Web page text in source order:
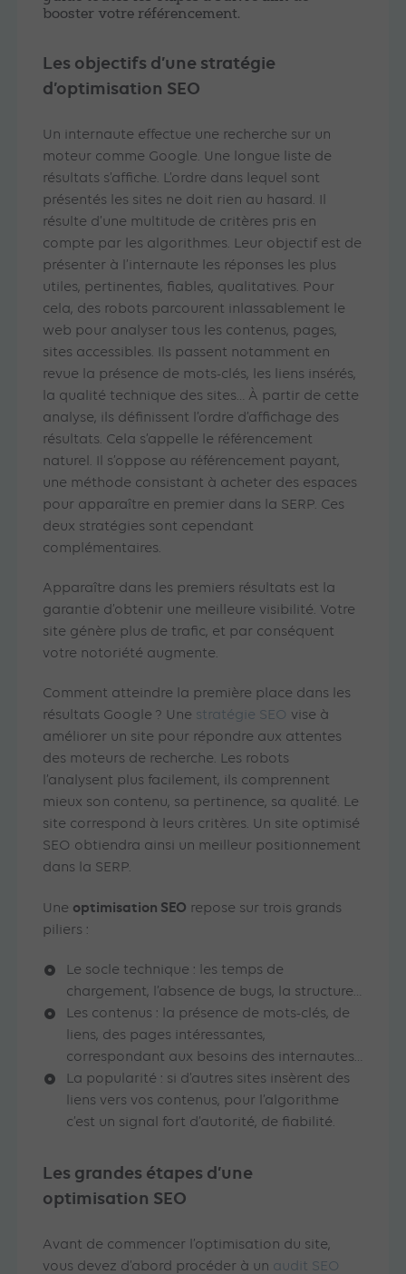
booster votre référencement.
Les objectifs d’une stratégie
d’optimisation SEO
Un internaute effectue une recherche sur un
moteur comme Google. Une longue liste de
résultats s’affiche. L’ordre dans lequel sont
présentés les sites ne doit rien au hasard. Il
résulte d’une multitude de critères pris en
compte par les algorithmes. Leur objectif est de
présenter à l’internaute les réponses les plus
utiles, pertinentes, fiables, qualitatives. Pour
cela, des robots parcourent inlassablement le
web pour analyser tous les contenus, pages,
sites accessibles. Ils passent notamment en
revue la présence de mots-clés, les liens insérés,
la qualité technique des sites… À partir de cette
analyse, ils définissent l’ordre d’affichage des
résultats. Cela s’appelle le référencement
naturel. Il s’oppose au référencement payant,
une méthode consistant à acheter des espaces
pour apparaître en premier dans la SERP. Ces
deux stratégies sont cependant
complémentaires.
Apparaître dans les premiers résultats est la
garantie d’obtenir une meilleure visibilité. Votre
site génère plus de trafic, et par conséquent
votre notoriété augmente.
Comment atteindre la première place dans les
résultats Google ? Une stratégie SEO vise à
améliorer un site pour répondre aux attentes
des moteurs de recherche. Les robots
l’analysent plus facilement, ils comprennent
mieux son contenu, sa pertinence, sa qualité. Le
site correspond à leurs critères. Un site optimisé
SEO obtiendra ainsi un meilleur positionnement
dans la SERP.
Une optimisation SEO repose sur trois grands
piliers :
Le socle technique : les temps de
chargement, l’absence de bugs, la structure…
Les contenus : la présence de mots-clés, de
liens, des pages intéressantes,
correspondant aux besoins des internautes…
La popularité : si d’autres sites insèrent des
liens vers vos contenus, pour l’algorithme
c’est un signal fort d’autorité, de fiabilité.
Les grandes étapes d’une
optimisation SEO
Avant de commencer l’optimisation du site,
vous devez d’abord procéder à un audit SEO